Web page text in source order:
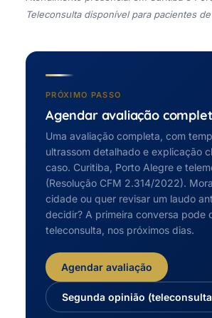
Teleconsulta disponível para pacientes
PRÓXIMO PASSO
Agendar avaliação
Uma avaliação completa, com
ultrassom detalhado e explicação
caso. Curitiba, Porto Alegre e
(Resolução CFM 2.314/2022).
cidade ou quer revisar um laudo
decidir? A primeira conversa pode
teleconsulta, nos próximos dias.
Agendar avaliação
Segunda opinião